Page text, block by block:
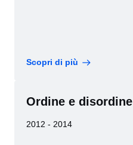
Scopri di più
Ordine e disordine
2012 - 2014